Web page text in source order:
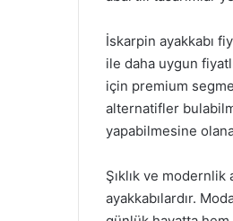
İskarpin ayakkabı
ile daha uygun
için premium
alternatifler
yapabilmesine
Şıklık ve
ayakkabılardır.